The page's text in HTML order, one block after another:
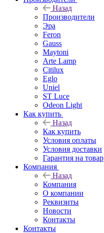
Назад
Производители
Эра
Feron
Gauss
Maytoni
Arte Lamp
Citilux
Eglo
Uniel
ST Luce
Odeon Light
Как купить
Назад
Как купить
Условия оплаты
Условия доставки
Гарантия на товар
Компания
Назад
Компания
О компании
Реквизиты
Новости
Контакты
Контакты